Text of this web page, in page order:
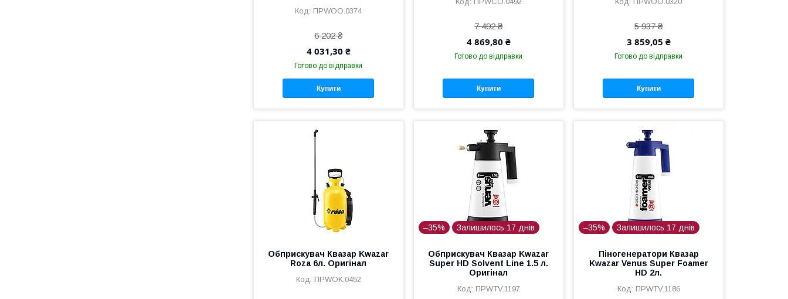
ПРWОO.0374
6 202 ₴
4 031,30 ₴
Готово до відправки
Купити
7 492 ₴
4 869,80 ₴
Готово до відправки
Купити
5 937 ₴
3 859,05 ₴
Готово до відправки
Купити
Обприскувач Квазар Kwazar
Roza 6л. Оригінал
ПРWOK.0452
–35% Залишилось 17 днів
Обприскувач Квазар Kwazar
Super HD Solvent Line 1.5 л.
Оригінал
ПРWTV.1197
–35% Залишилось 17 днів
Піногенератори Квазар
Kwazar Venus Super Foamer
HD 2л.
ПРWTV.1186